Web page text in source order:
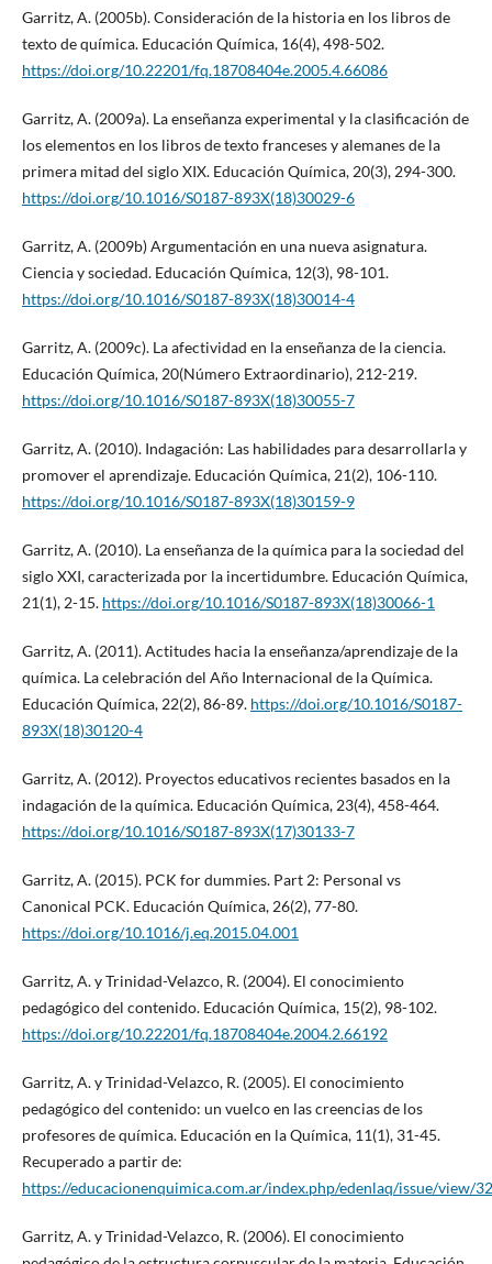
Garritz, A. (2005b). Consideración de la historia en los libros de
texto de química. Educación Química, 16(4), 498-502.
https://doi.org/10.22201/fq.18708404e.2005.4.66086
Garritz, A. (2009a). La enseñanza experimental y la clasificación de
los elementos en los libros de texto franceses y alemanes de la
primera mitad del siglo XIX. Educación Química, 20(3), 294-300.
https://doi.org/10.1016/S0187-893X(18)30029-6
Garritz, A. (2009b) Argumentación en una nueva asignatura.
Ciencia y sociedad. Educación Química, 12(3), 98-101.
https://doi.org/10.1016/S0187-893X(18)30014-4
Garritz, A. (2009c). La afectividad en la enseñanza de la ciencia.
Educación Química, 20(Número Extraordinario), 212-219.
https://doi.org/10.1016/S0187-893X(18)30055-7
Garritz, A. (2010). Indagación: Las habilidades para desarrollarla y
promover el aprendizaje. Educación Química, 21(2), 106-110.
https://doi.org/10.1016/S0187-893X(18)30159-9
Garritz, A. (2010). La enseñanza de la química para la sociedad del
siglo XXI, caracterizada por la incertidumbre. Educación Química,
21(1), 2-15. https://doi.org/10.1016/S0187-893X(18)30066-1
Garritz, A. (2011). Actitudes hacia la enseñanza/aprendizaje de la
química. La celebración del Año Internacional de la Química.
Educación Química, 22(2), 86-89. https://doi.org/10.1016/S0187-
893X(18)30120-4
Garritz, A. (2012). Proyectos educativos recientes basados en la
indagación de la química. Educación Química, 23(4), 458-464.
https://doi.org/10.1016/S0187-893X(17)30133-7
Garritz, A. (2015). PCK for dummies. Part 2: Personal vs
Canonical PCK. Educación Química, 26(2), 77-80.
https://doi.org/10.1016/j.eq.2015.04.001
Garritz, A. y Trinidad-Velazco, R. (2004). El conocimiento
pedagógico del contenido. Educación Química, 15(2), 98-102.
https://doi.org/10.22201/fq.18708404e.2004.2.66192
Garritz, A. y Trinidad-Velazco, R. (2005). El conocimiento
pedagógico del contenido: un vuelco en las creencias de los
profesores de química. Educación en la Química, 11(1), 31-45.
Recuperado a partir de:
https://educacionenquimica.com.ar/index.php/edenlaq/issue/view/32
Garritz, A. y Trinidad-Velazco, R. (2006). El conocimiento